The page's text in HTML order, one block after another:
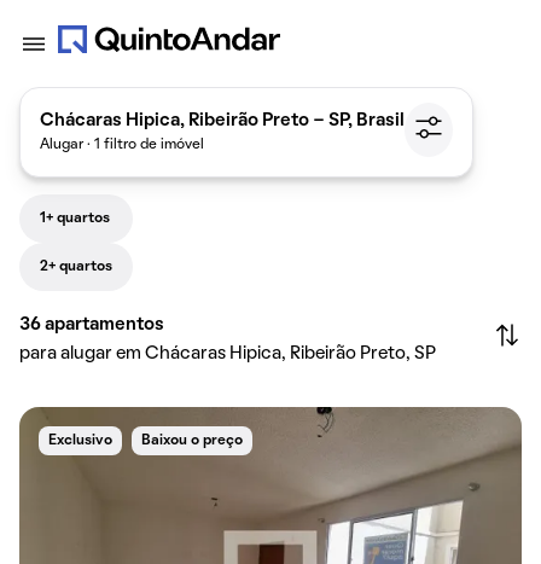
Chácaras Hipica, Ribeirão Preto - SP, Brasil
Alugar · 1 filtro de imóvel
1+ quartos
2+ quartos
36 apartamentos
para alugar em Chácaras Hipica, Ribeirão Preto, SP
Exclusivo Baixou o preço